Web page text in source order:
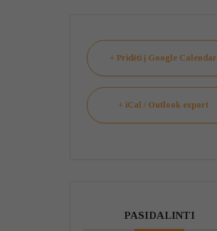
+ Pridėti į Google Calendar
+ iCal / Outlook export
PASIDALINTI